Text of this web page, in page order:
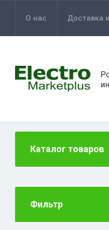
О нас Доставка
Каталог товаров
Фильтр